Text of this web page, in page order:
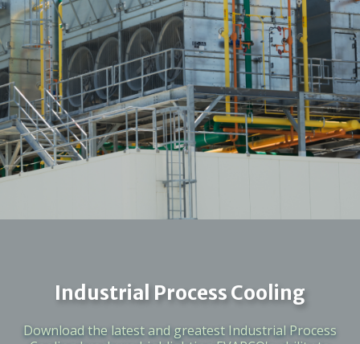
Industrial Process Cooling
Download the latest and greatest Industrial Process